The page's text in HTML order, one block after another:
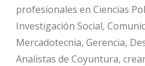
profesionales en Ciencias
Investigación Social,
Mercadotecnia, Gerencia,
Analistas de Coyuntura,